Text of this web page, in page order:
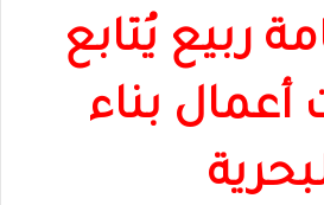
ربيع يُتابع
بناء